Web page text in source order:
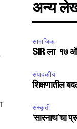
अन्य
सामाजिक
SIR ला १७
संपादकीय
शिक्षणातील
संस्कृती
‘सारनाथ’चा